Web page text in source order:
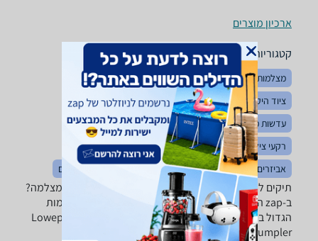
ארכיון מוצרים
קטגוריות משלימות
מצלמות גריפים למצלמות
הדפסת תמונות דיגיטליות
ציוד היקפי לצילום
סוללות למצלמות
מצלמות וידאו
עדשות מצלמה
פילטרים לעדשות
מגני שמש לעדשות
רקעי צילום
מזוודות וטרולים
חצובות וגימבלים
אביזרים למצלמות אקסטרים
מצלמות אקסטרים תרמילים
תיקים למצלמות - ‏Sony ‏200 - 400 ‏ש"ח מחפשים תיק למצלמה?
ב-zap השוואת מחירים תמצאו את מבחר התיקים למצלמות
הגדול בארץ עם מותגים כמו: Lowepro, Tamrac, Case Logic,
Crumpler ועוד!